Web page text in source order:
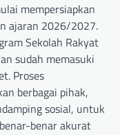
mempersiapkan
ajaran 2026/2027.
Sekolah Rakyat
sudah memasuki
Proses
berbagai pihak,
sosial, untuk
benar akurat